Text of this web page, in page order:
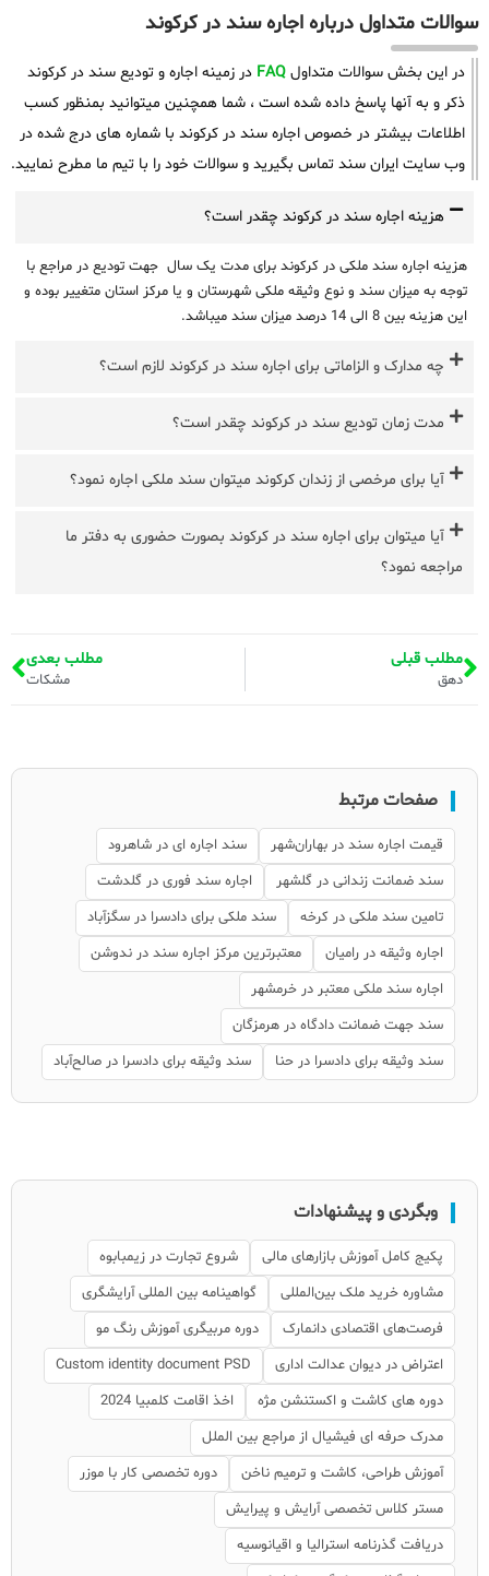
سوالات متداول درباره اجاره سند در کرکوند
در این بخش سوالات متداول FAQ در زمینه اجاره و تودیع سند در کرکوند
ذکر و به آنها پاسخ داده شده است ، شما همچنین میتوانید بمنظور کسب
اطلاعات بیشتر در خصوص اجاره سند در کرکوند با شماره های درج شده در
وب سایت ایران سند تماس بگیرید و سوالات خود را با تیم ما مطرح نمایید.
هزینه اجاره سند در کرکوند چقدر است؟
هزینه اجاره سند ملکی در کرکوند برای مدت یک سال جهت تودیع در مراجع با
توجه به میزان سند و نوع وثیقه ملکی شهرستان و یا مرکز استان متغییر بوده و
این هزینه بین 8 الی 14 درصد میزان سند میباشد.
چه مدارک و الزاماتی برای اجاره سند در کرکوند لازم است؟
مدت زمان تودیع سند در کرکوند چقدر است؟
آیا برای مرخصی از زندان کرکوند میتوان سند ملکی اجاره نمود؟
آیا میتوان برای اجاره سند در کرکوند بصورت حضوری به دفتر ما
مراجعه نمود؟
مطلب قبلی
دهق
مطلب بعدی
مشکات
صفحات مرتبط
قیمت اجاره سند در بهاران‌شهر
سند اجاره ای در شاهرود
سند ضمانت زندانی در گلشهر
اجاره سند فوری در گلدشت
تامین سند ملکی در کرخه
سند ملکی برای دادسرا در سگزآباد
اجاره وثیقه در رامیان
معتبرترین مرکز اجاره سند در ندوشن
اجاره سند ملکی معتبر در خرمشهر
سند جهت ضمانت دادگاه در هرمزگان
سند وثیقه برای دادسرا در حنا
سند وثیقه برای دادسرا در صالح‌آباد
وبگردی و پیشنهادات
پکیج کامل آموزش بازارهای مالی
شروع تجارت در زیمبابوه
مشاوره خرید ملک بین‌المللی
گواهینامه بین المللی آرایشگری
فرصت‌های اقتصادی دانمارک
دوره مربیگری آموزش رنگ مو
اعتراض در دیوان عدالت اداری
Custom identity document PSD
دوره های کاشت و اکستنشن مژه
اخذ اقامت کلمبیا 2024
مدرک حرفه ای فیشیال از مراجع بین الملل
آموزش طراحی، کاشت و ترمیم ناخن
دوره تخصصی کار با موزر
مستر کلاس تخصصی آرایش و پیرایش
دریافت گذرنامه استرالیا و اقیانوسیه